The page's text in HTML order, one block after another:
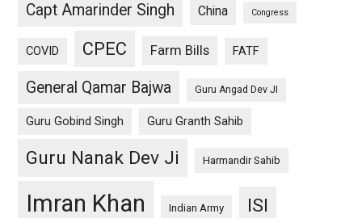
Capt Amarinder Singh China Congress
COVID CPEC Farm Bills FATF
General Qamar Bajwa Guru Angad Dev JI
Guru Gobind Singh Guru Granth Sahib
Guru Nanak Dev Ji Harmandir Sahib
Imran Khan Indian Army ISI